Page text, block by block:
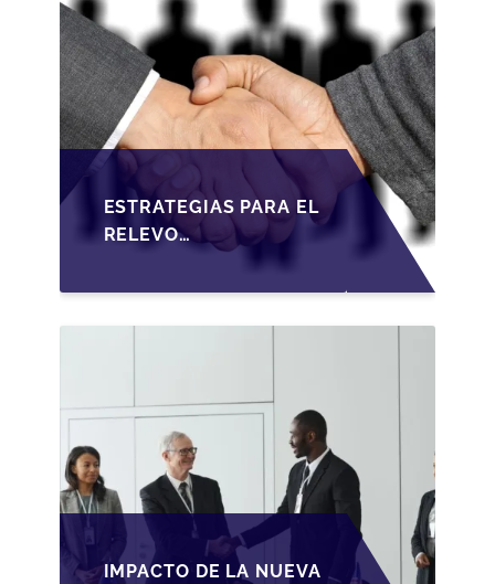
ESTRATEGIAS PARA EL
RELEVO
GENERACIONAL EN
PYMES ESPAÑOLAS
IMPACTO DE LA NUEVA